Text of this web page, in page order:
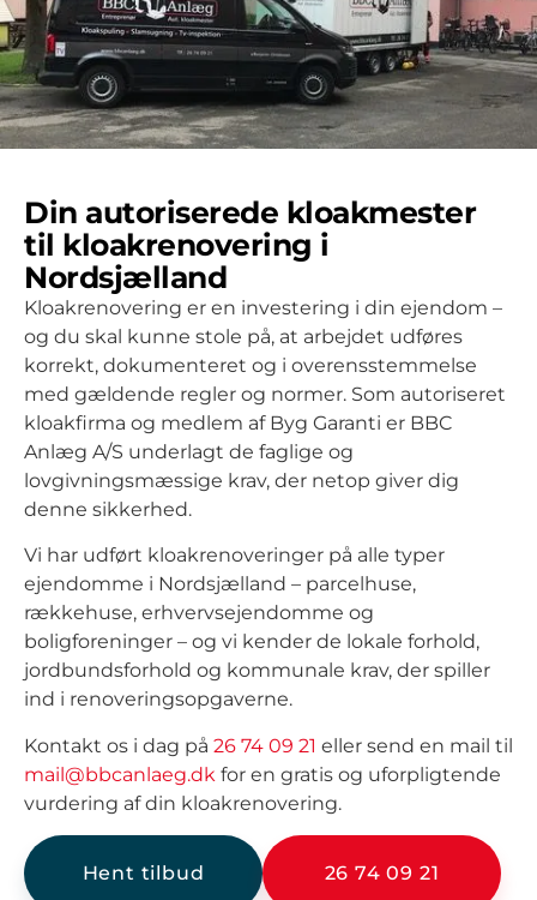
Din autoriserede kloakmester
til kloakrenovering i
Nordsjælland
Kloakrenovering er en investering i din ejendom –
og du skal kunne stole på, at arbejdet udføres
korrekt, dokumenteret og i overensstemmelse
med gældende regler og normer. Som autoriseret
kloakfirma og medlem af Byg Garanti er BBC
Anlæg A/S underlagt de faglige og
lovgivningsmæssige krav, der netop giver dig
denne sikkerhed.
Vi har udført kloakrenoveringer på alle typer
ejendomme i Nordsjælland – parcelhuse,
rækkehuse, erhvervsejendomme og
boligforeninger – og vi kender de lokale forhold,
jordbundsforhold og kommunale krav, der spiller
ind i renoveringsopgaverne.
Kontakt os i dag på 26 74 09 21 eller send en mail til
mail@bbcanlaeg.dk for en gratis og uforpligtende
vurdering af din kloakrenovering.
Hent tilbud 26 74 09 21